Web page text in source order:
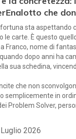
che
sta aspettando
le carte. È questo
Franco, nome di
dopo anni ha
sua schedina,
che non
semplicemente in
Problem Solver,
ma un aiuto per
È il caso di Franco,
2026